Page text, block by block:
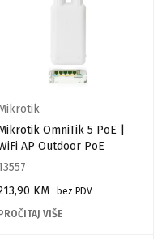
OmniTik 5 PoE |
AP Outdoor PoE
KM
bez PDV
VIŠE